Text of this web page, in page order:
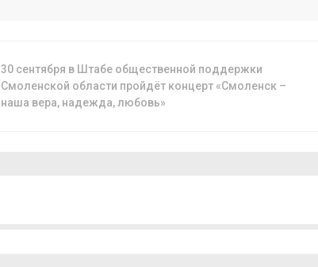
30 сентября в Штабе общественной поддержки
Смоленской области пройдёт концерт «Смоленск –
наша вера, надежда, любовь»